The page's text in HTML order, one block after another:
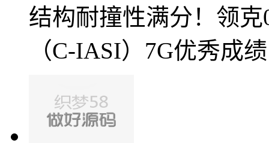
结构耐撞性满分！领
（C-IASI）7G优秀成绩